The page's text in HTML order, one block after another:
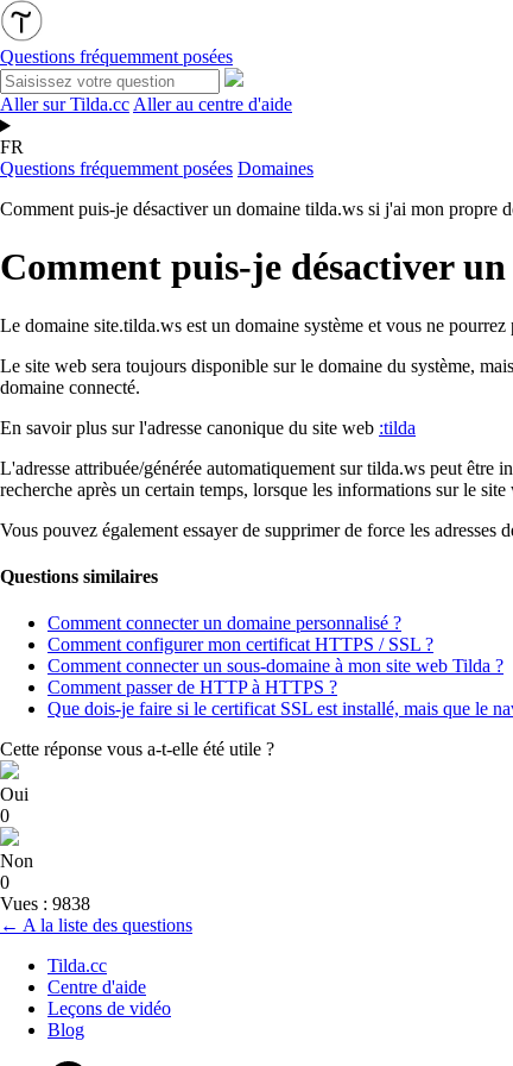
Questions fréquemment posées
Aller sur Tilda.cc Aller au centre d'aide
FR
Questions fréquemment posées Domaines
Comment puis-je désactiver un domaine tilda.ws si j'ai mon propre
Comment puis-je désactiver
Le domaine site.tilda.ws est un domaine système et vous ne pourrez
Le site web sera toujours disponible sur le domaine du système,
domaine connecté.
En savoir plus sur l'adresse canonique du site web :tilda
L'adresse attribuée/générée automatiquement sur tilda.ws peut être
recherche après un certain temps, lorsque les informations sur le
Vous pouvez également essayer de supprimer de force les adresses
Questions similaires
Comment connecter un domaine personnalisé ?
Comment configurer mon certificat HTTPS / SSL ?
Comment connecter un sous-domaine à mon site web Tilda ?
Comment passer de HTTP à HTTPS ?
Que dois-je faire si le certificat SSL est installé, mais que le
Cette réponse vous a-t-elle été utile ?
Oui
0
Non
0
Vues : 9838
← A la liste des questions
Tilda.cc
Centre d'aide
Leçons de vidéo
Blog